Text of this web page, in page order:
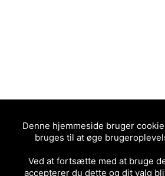
Denne hjemmeside bruger
bruges til at øge
Ved at fortsætte med at bruge
accepterer du dette og dit valg